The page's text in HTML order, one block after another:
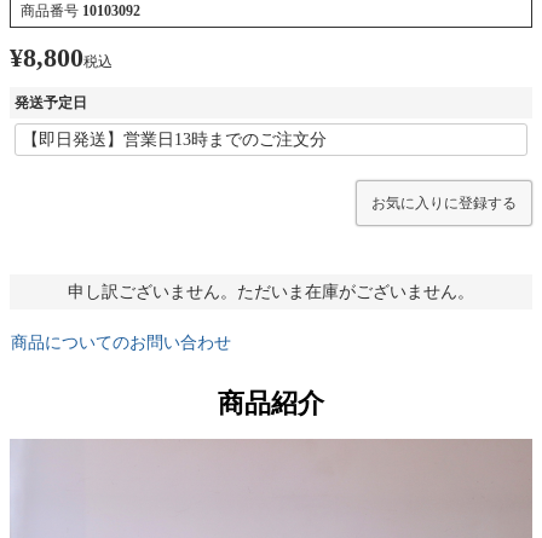
商品番号 10103092
¥8,800税込
発送予定日
お気に入りに登録する
申し訳ございません。ただいま在庫がございません。
商品についてのお問い合わせ
商品紹介